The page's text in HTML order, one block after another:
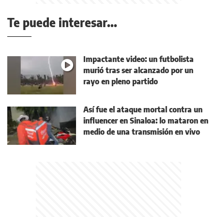
Te puede interesar...
Impactante video: un futbolista
murió tras ser alcanzado por un
rayo en pleno partido
Así fue el ataque mortal contra un
influencer en Sinaloa: lo mataron en
medio de una transmisión en vivo